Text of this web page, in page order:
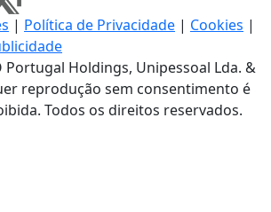
| Política de Privacidade | Cookies |
Portugal Holdings, Unipessoal Lda. &
reprodução sem consentimento é
Todos os direitos reservados.